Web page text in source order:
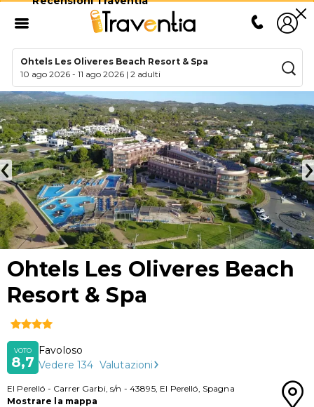
Ohtels Les Oliveres Beach Resort & Spa
10 ago 2026 -11 ago 2026 |2 adulti
Ohtels Les Oliveres Beach
Resort & Spa
VOTO
8,7
Favoloso
Vedere 134 Valutazioni
El Perelló - Carrer Garbi, s/n - 43895, El Perelló, Spagna
Mostrare la mappa